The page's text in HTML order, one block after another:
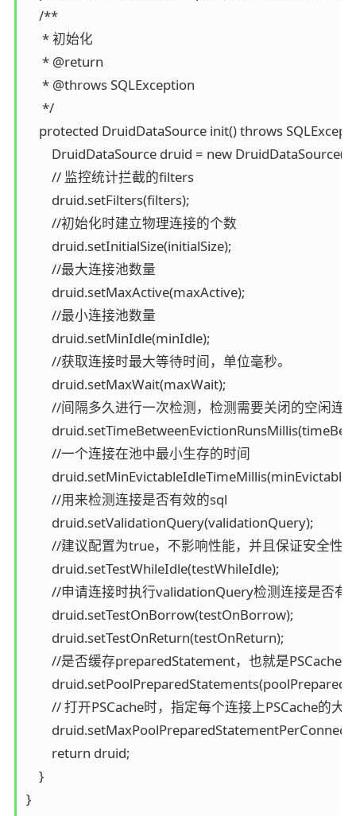
    /**
     * 初始化
     * @return
     * @throws SQLException
     */
protected DruidDataSource init() throws
        DruidDataSource druid = new DruidDataSource();
        // 监控统计拦截的filters
        druid.setFilters(filters);
        //初始化时建立物理连接的个数
        druid.setInitialSize(initialSize);
        //最大连接池数量
        druid.setMaxActive(maxActive);
        //最小连接池数量
        druid.setMinIdle(minIdle);
        //获取连接时最大等待时间，单位毫秒。
        druid.setMaxWait(maxWait);
//间隔多久进行一次检测，检测需要关闭的空闲连
        //一个连接在池中最小生存的时间
        //用来检测连接是否有效的sql
        druid.setValidationQuery(validationQuery);
        //建议配置为true，不影响性能，并且保证安全性。
        druid.setTestWhileIdle(testWhileIdle);
//申请连接时执行validationQuery检测连接是否有
        druid.setTestOnBorrow(testOnBorrow);
        druid.setTestOnReturn(testOnReturn);
//是否缓存preparedStatement，也就是
// 打开PSCache时，指定每个连接上PSCache的大
        return druid;
    }
}